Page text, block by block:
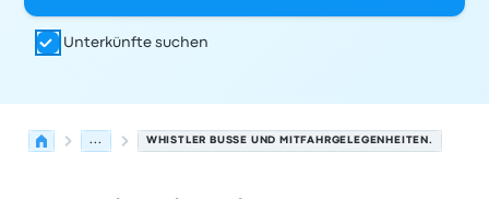
Unterkünfte suchen
... WHISTLER BUSSE UND MITFAHRGELEGENHEITEN.